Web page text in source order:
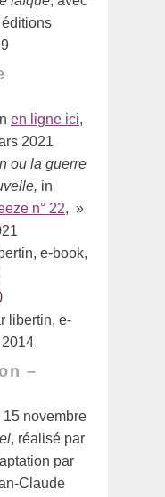
en ligne ici,
2021
ou la guerre
in
n° 22, »
e-book,
)
libertin, e-
–
novembre
, réalisé par
par
Claude